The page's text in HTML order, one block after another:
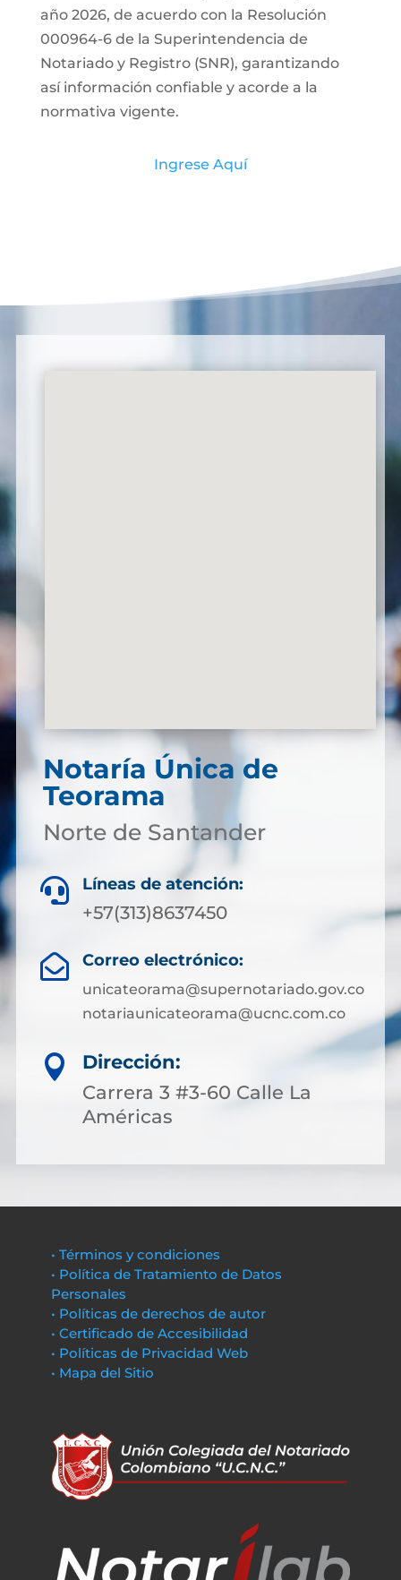
año 2026, de acuerdo con la Resolución
000964-6 de la Superintendencia de
Notariado y Registro (SNR), garantizando
así información confiable y acorde a la
normativa vigente.
Ingrese Aquí
Notaría Única de
Teorama
Norte de Santander
 Líneas de atención:
+57(313)8637450
 Correo electrónico:
unicateorama@supernotariado.gov.co
notariaunicateorama@ucnc.com.co

Dirección:
Carrera 3 #3-60 Calle La
Américas
• Términos y condiciones
• Política de Tratamiento de Datos
Personales
• Políticas de derechos de autor
• Certificado de Accesibilidad
• Políticas de Privacidad Web
• Mapa del Sitio